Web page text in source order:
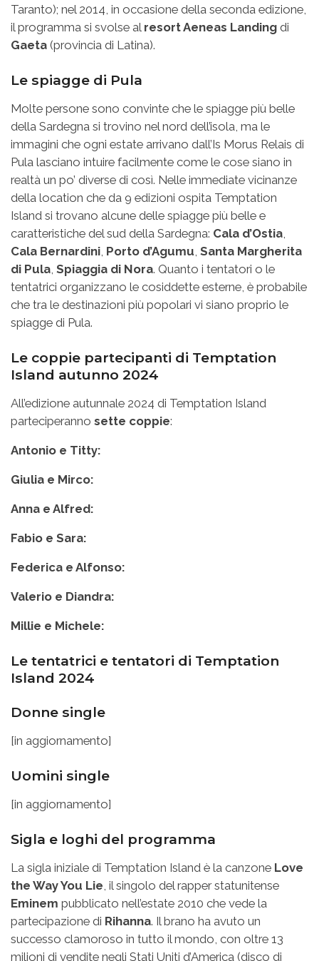
Taranto); nel 2014, in occasione della seconda edizione,
il programma si svolse al resort Aeneas Landing di
Gaeta (provincia di Latina).
Le spiagge di Pula
Molte persone sono convinte che le spiagge più belle
della Sardegna si trovino nel nord dell’isola, ma le
immagini che ogni estate arrivano dall’Is Morus Relais di
Pula lasciano intuire facilmente come le cose siano in
realtà un po’ diverse di così. Nelle immediate vicinanze
della location che da 9 edizioni ospita Temptation
Island si trovano alcune delle spiagge più belle e
caratteristiche del sud della Sardegna: Cala d’Ostia,
Cala Bernardini, Porto d’Agumu, Santa Margherita
di Pula, Spiaggia di Nora. Quanto i tentatori o le
tentatrici organizzano le cosiddette esterne, è probabile
che tra le destinazioni più popolari vi siano proprio le
spiagge di Pula.
Le coppie partecipanti di Temptation
Island autunno 2024
All’edizione autunnale 2024 di Temptation Island
parteciperanno sette coppie:
Antonio e Titty:
Giulia e Mirco:
Anna e Alfred:
Fabio e Sara:
Federica e Alfonso:
Valerio e Diandra:
Millie e Michele:
Le tentatrici e tentatori di Temptation
Island 2024
Donne single
[in aggiornamento]
Uomini single
[in aggiornamento]
Sigla e loghi del programma
La sigla iniziale di Temptation Island è la canzone Love
the Way You Lie, il singolo del rapper statunitense
Eminem pubblicato nell’estate 2010 che vede la
partecipazione di Rihanna. Il brano ha avuto un
successo clamoroso in tutto il mondo, con oltre 13
milioni di vendite negli Stati Uniti d’America (disco di